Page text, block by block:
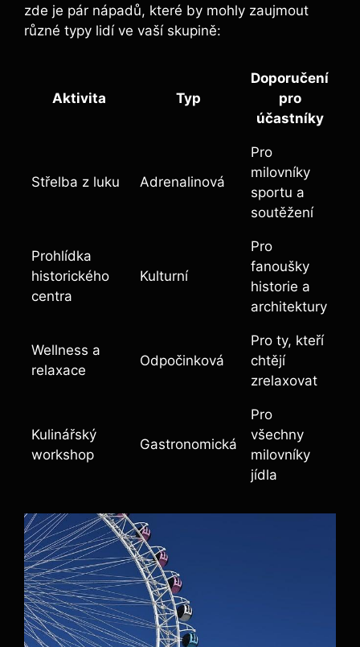
zde je pár nápadů, které by mohly zaujmout
různé typy lidí ve vaší skupině:
Aktivita Typ
Doporučení
pro
účastníky
Střelba z luku Adrenalinová
Pro
milovníky
sportu a
soutěžení
Prohlídka
historického
centra
Kulturní
Pro
fanoušky
historie a
architektury
Wellness a
relaxace
Odpočinková
Pro ty, kteří
chtějí
zrelaxovat
Kulinářský
workshop
Gastronomická
Pro
všechny
milovníky
jídla